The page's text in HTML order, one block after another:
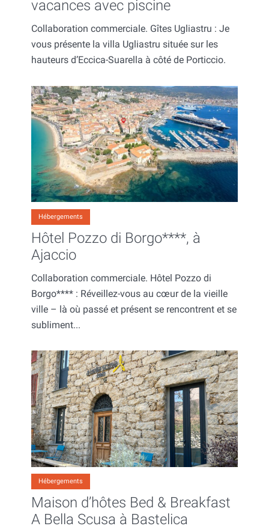
vacances avec piscine
Collaboration commerciale. Gîtes Ugliastru : Je
vous présente la villa Ugliastru située sur les
hauteurs d’Eccica-Suarella à côté de Porticcio.
Hébergements
Hôtel Pozzo di Borgo****, à
Ajaccio
Collaboration commerciale. Hôtel Pozzo di
Borgo**** : Réveillez-vous au cœur de la vieille
ville – là où passé et présent se rencontrent et se
subliment...
Hébergements
Maison d’hôtes Bed & Breakfast
A Bella Scusa à Bastelica